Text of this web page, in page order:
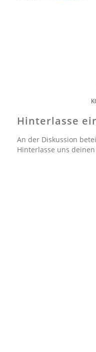
Hinterlasse
An der Diskussion
Hinterlasse uns